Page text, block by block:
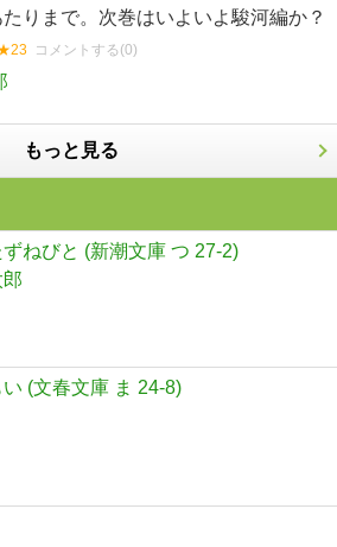
りまで。次巻はいよいよ駿河編か？
コメントする(0)
もっと見る
ねびと (新潮文庫 つ 27-2)
(文春文庫 ま 24-8)